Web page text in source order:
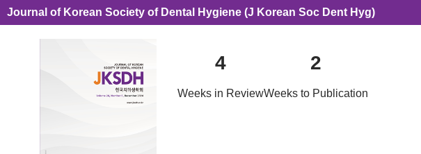
Journal of Korean Society of Dental Hygiene (J Korean Soc Dent Hyg)
4
Weeks in Review
2
Weeks to Publication